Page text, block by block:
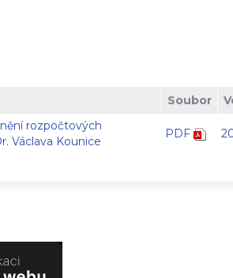
Soubor
rozpočtových
Václava Kounice
PDF